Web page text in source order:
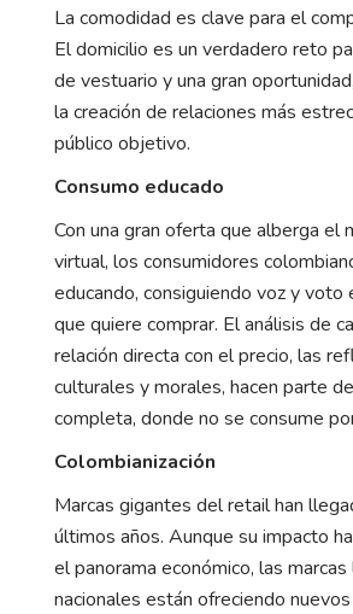
La comodidad es clave para el
El domicilio es un verdadero reto
de vestuario y una gran
la creación de relaciones más
público objetivo.
Consumo educado
Con una gran oferta que alberga el
virtual, los consumidores
educando, consiguiendo voz y voto
que quiere comprar. El análisis de
relación directa con el precio, las
culturales y morales, hacen parte
completa, donde no se consume
Colombianización
Marcas gigantes del retail han
últimos años. Aunque su impacto
el panorama económico, las
nacionales están ofreciendo